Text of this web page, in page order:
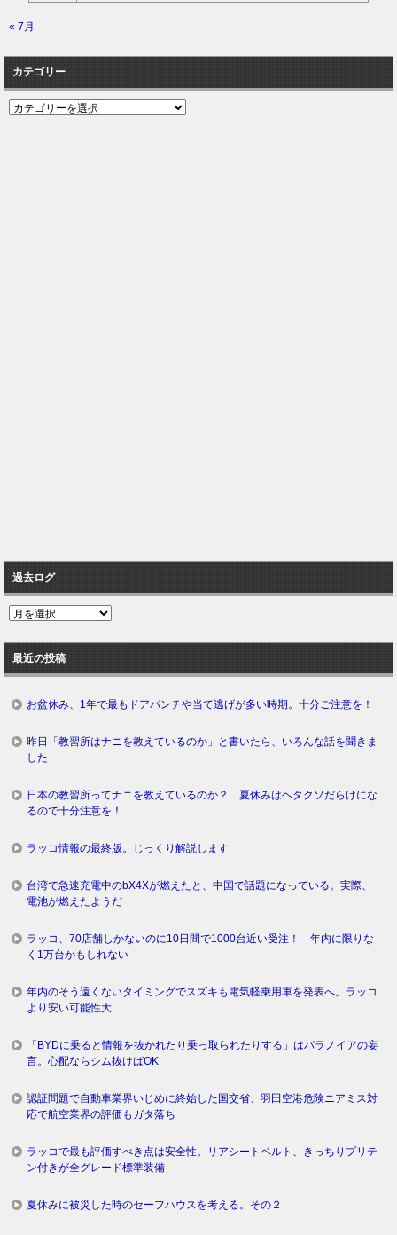
« 7月
カテゴリー
カ
過去ログ
過
ロ
グ
最近の投稿
お盆休み、1年で最もドアパンチや当て逃げが多い時期。十分ご注意を！
昨日「教習所はナニを教えているのか」と書いたら、いろんな話を聞きま
した
日本の教習所ってナニを教えているのか？ 夏休みはヘタクソだらけにな
るので十分注意を！
ラッコ情報の最終版。じっくり解説します
台湾で急速充電中のbX4Xが燃えたと、中国で話題になっている。実際、
電池が燃えたようだ
ラッコ、70店舗しかないのに10日間で1000台近い受注！ 年内に限りな
く1万台かもしれない
年内のそう遠くないタイミングでスズキも電気軽乗用車を発表へ。ラッコ
より安い可能性大
「BYDに乗ると情報を抜かれたり乗っ取られたりする」はパラノイアの妄
言。心配ならシム抜けばOK
認証問題で自動車業界いじめに終始した国交省、羽田空港危険ニアミス対
応で航空業界の評価もガタ落ち
ラッコで最も評価すべき点は安全性。リアシートベルト、きっちりプリテ
ン付きが全グレード標準装備
夏休みに被災した時のセーフハウスを考える。その２